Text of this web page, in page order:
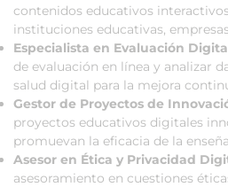
contenidos educativos
instituciones educativas,
Especialista en Evaluación
de evaluación en línea y analizar
salud digital para la mejora
Gestor de Proyectos de
proyectos educativos digitales
promuevan la eficacia de la
Asesor en Ética y Privacidad
asesoramiento en cuestiones